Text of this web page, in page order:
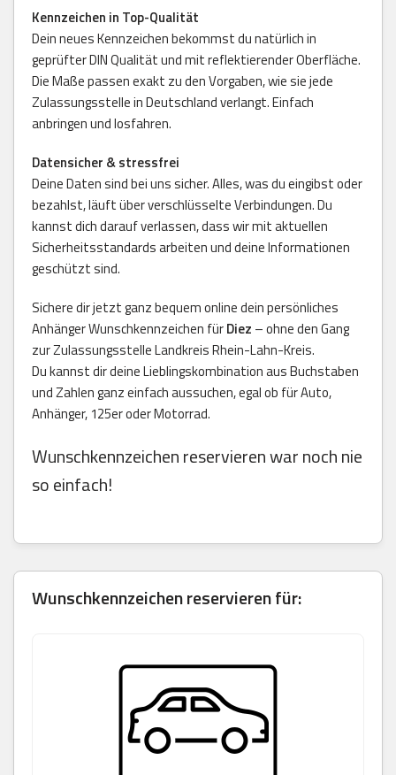
Kennzeichen in Top-Qualität
Dein neues Kennzeichen bekommst du natürlich in
geprüfter DIN Qualität und mit reflektierender Oberfläche.
Die Maße passen exakt zu den Vorgaben, wie sie jede
Zulassungsstelle in Deutschland verlangt. Einfach
anbringen und losfahren.
Datensicher & stressfrei
Deine Daten sind bei uns sicher. Alles, was du eingibst oder
bezahlst, läuft über verschlüsselte Verbindungen. Du
kannst dich darauf verlassen, dass wir mit aktuellen
Sicherheitsstandards arbeiten und deine Informationen
geschützt sind.
Sichere dir jetzt ganz bequem online dein persönliches
Anhänger Wunschkennzeichen fürDiez – ohne den Gang
zur Zulassungsstelle Landkreis Rhein-Lahn-Kreis.
Du kannst dir deine Lieblingskombination aus Buchstaben
und Zahlen ganz einfach aussuchen, egal ob für Auto,
Anhänger, 125er oder Motorrad.
Wunschkennzeichen reservieren war noch nie
so einfach!
Wunschkennzeichen reservieren für: